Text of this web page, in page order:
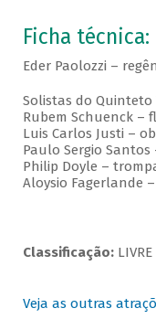
Ficha técnica:
Eder Paolozzi –
Solistas do Quinteto
Rubem Schuenck –
Luis Carlos Justi –
Paulo Sergio
Philip Doyle –
Aloysio Fagerlande
Classificação:LIVRE
Veja as outras